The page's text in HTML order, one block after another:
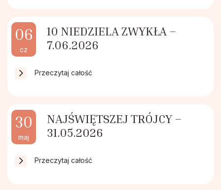
06
cz
10 NIEDZIELA ZWYKŁA –
7.06.2026
Przeczytaj całość
30
maj
NAJŚWIĘTSZEJ TRÓJCY –
31.05.2026
Przeczytaj całość